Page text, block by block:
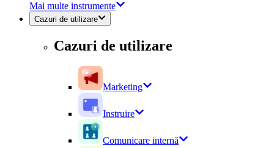
Mai multe instrumente
Cazuri de utilizare
Cazuri de utilizare
Marketing
Instruire
Comunicare internă